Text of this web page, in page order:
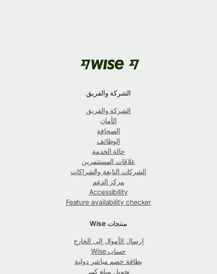
الشركة والفريق
الشركة والفريق
الأمان
الصحافة
الوظائف
حالة الخدمة
علاقات المستثمرين
الشركات التابعة والشراكات
مركز الدعم
Accessibility
Feature availability checker
منتجات Wise
إرسال الأموال إلى الخارج
حساب Wise
بطاقة خصم مباشر دولية
تحويل مبلغ كبير